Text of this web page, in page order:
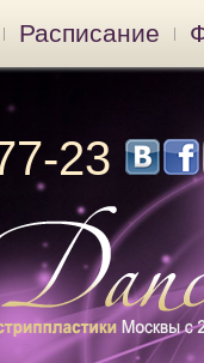
Расписание
23